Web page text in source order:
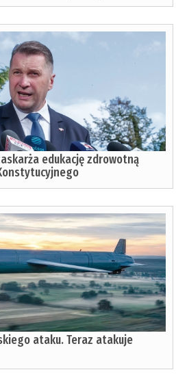
edukację zdrowotną
ataku. Teraz atakuje